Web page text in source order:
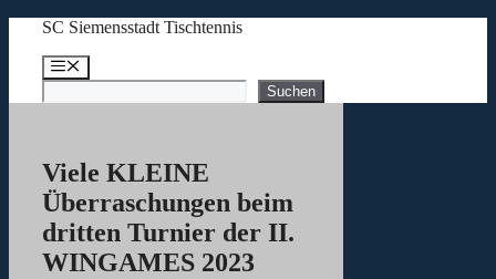
springen
SC Siemensstadt Tischtennis
Menü
Suchen Suchen
Viele KLEINE
Überraschungen beim
dritten Turnier der II.
WINGAMES 2023